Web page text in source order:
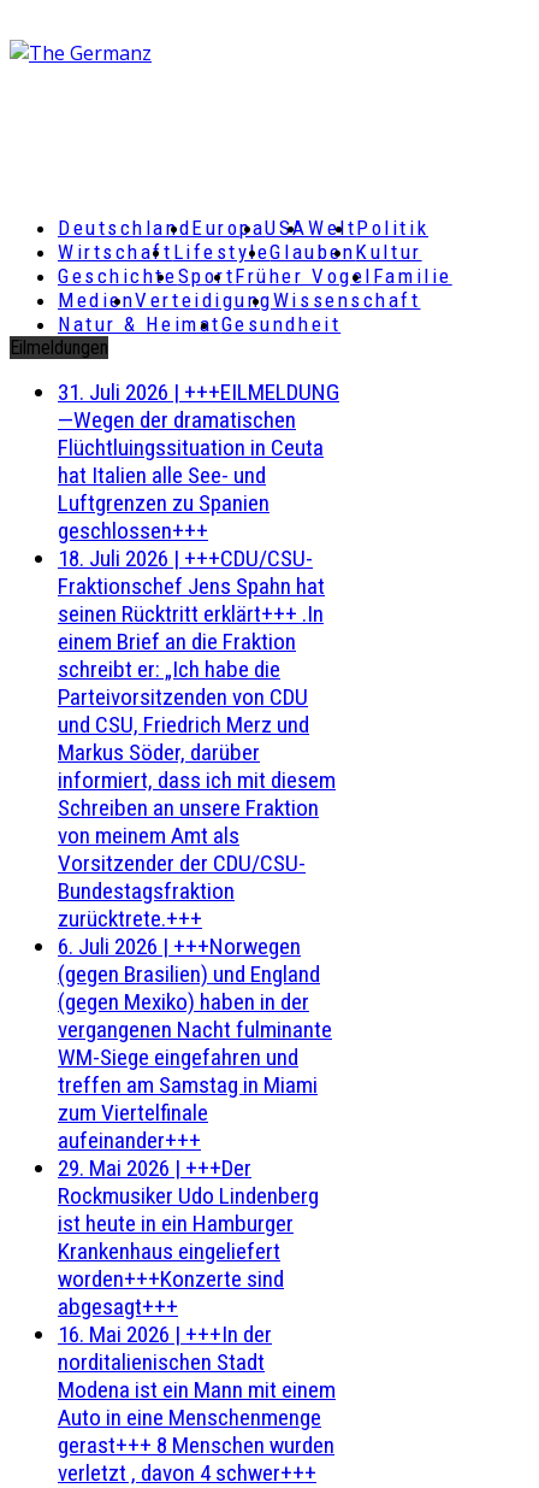
DeutschlandEuropaUSAWeltPolitik
Wirtschaft LifestyleGlaubenKultur
GeschichteSportFrüher Vogel Familie
MedienVerteidigungWissenschaft
Natur & HeimatGesundheit
Eilmeldungen
31. Juli 2026 | +++EILMELDUNG
—Wegen der dramatischen
Flüchtluingssituation in Ceuta
hat Italien alle See- und
Luftgrenzen zu Spanien
geschlossen+++
18. Juli 2026 | +++CDU/CSU-
Fraktionschef Jens Spahn hat
seinen Rücktritt erklärt+++ .In
einem Brief an die Fraktion
schreibt er: „Ich habe die
Parteivorsitzenden von CDU
und CSU, Friedrich Merz und
Markus Söder, darüber
informiert, dass ich mit diesem
Schreiben an unsere Fraktion
von meinem Amt als
Vorsitzender der CDU/CSU-
Bundestagsfraktion
zurücktrete.+++
6. Juli 2026 | +++Norwegen
(gegen Brasilien) und England
(gegen Mexiko) haben in der
vergangenen Nacht fulminante
WM-Siege eingefahren und
treffen am Samstag in Miami
zum Viertelfinale
aufeinander+++
29. Mai 2026 | +++Der
Rockmusiker Udo Lindenberg
ist heute in ein Hamburger
Krankenhaus eingeliefert
worden+++Konzerte sind
abgesagt+++
16. Mai 2026 | +++In der
norditalienischen Stadt
Modena ist ein Mann mit einem
Auto in eine Menschenmenge
gerast+++ 8 Menschen wurden
verletzt , davon 4 schwer+++